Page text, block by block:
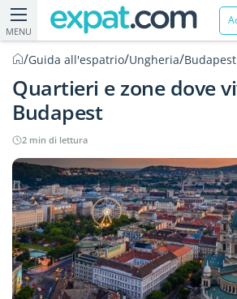
MENU
/Guida all'espatrio/Ungheria/Budapest
Quartieri e zone dove
Budapest
2 min di lettura